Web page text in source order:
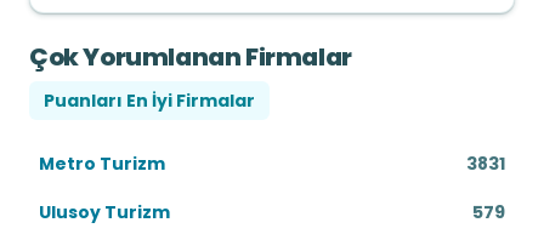
Çok Yorumlanan Firmalar
Puanları En İyi Firmalar
Metro Turizm
3831
Ulusoy Turizm
579